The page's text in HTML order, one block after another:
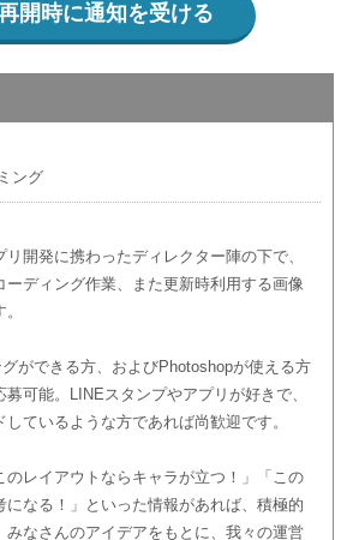
開時に通知を受ける
ング
開発に携わったディレクター陣の下で、
ーディング作業、また更新時利用する画像
ができる方、およびPhotoshopが使える方
可能。LINEスタンプやアプリが好きで、
ているような方であれば尚歓迎です。
のレイアウトならキャラが立つ！」「この
になる！」といった情報があれば、積極的
みなさんのアイデアをもとに、我々の運営